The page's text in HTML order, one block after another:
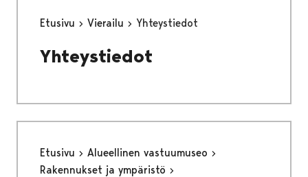
Etusivu Vierailu Yhteystiedot
Yhteystiedot
Etusivu
Alueellinen vastuumuseo
Rakennukset ja ympäristö